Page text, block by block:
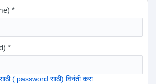
*
*
( password साठी) विनंती करा.